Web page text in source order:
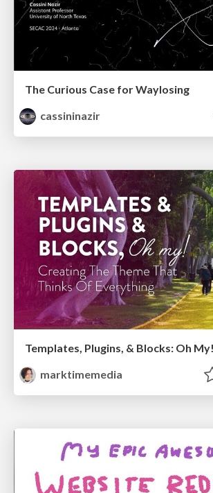
The Curious Case for Waylosing
cassininazir
marktimemedia